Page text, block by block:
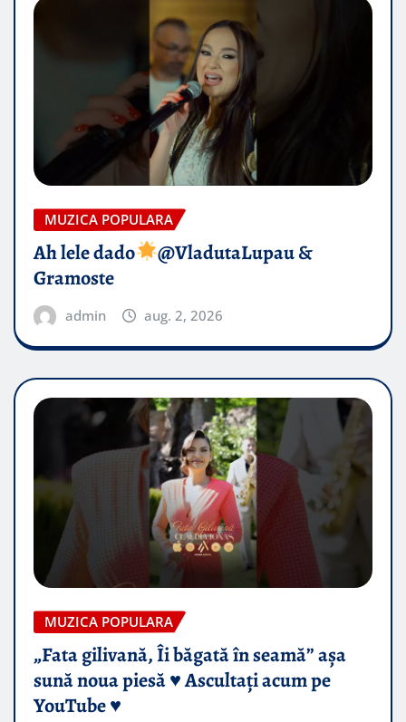
MUZICA POPULARA
Ah lele dado​
@VladutaLupau &
Gramoste
admin aug. 2, 2026
MUZICA POPULARA
„Fata gilivană, Îi băgată în seamă” așa
sună noua piesă ♥️ Ascultați acum pe
YouTube ♥️